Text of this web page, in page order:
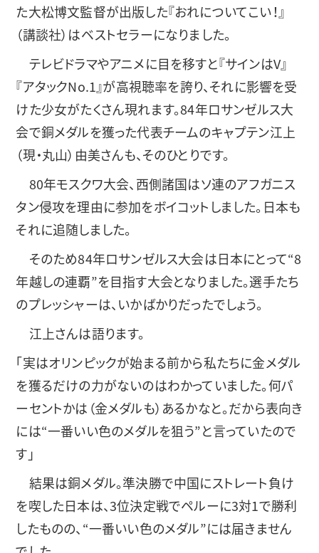
た大松博文監督が出版した『おれについてこい！』
（講談社）はベストセラーになりました。
テレビドラマやアニメに目を移すと『サインはV』
『アタックNo.1』が高視聴率を誇り、それに影響を受
けた少女がたくさん現れます。84年ロサンゼルス大
会で銅メダルを獲った代表チームのキャプテン江上
（現・丸山）由美さんも、そのひとりです。
80年モスクワ大会、西側諸国はソ連のアフガニス
タン侵攻を理由に参加をボイコットしました。日本も
それに追随しました。
そのため84年ロサンゼルス大会は日本にとって“8
年越しの連覇”を目指す大会となりました。選手たち
のプレッシャーは、いかばかりだったでしょう。
江上さんは語ります。
「実はオリンピックが始まる前から私たちに金メダル
を獲るだけの力がないのはわかっていました。何パ
ーセントかは（金メダルも）あるかなと。だから表向き
には“一番いい色のメダルを狙う”と言っていたので
す」
結果は銅メダル。準決勝で中国にストレート負け
を喫した日本は、3位決定戦でペルーに3対1で勝利
したものの、“一番いい色のメダル”には届きません